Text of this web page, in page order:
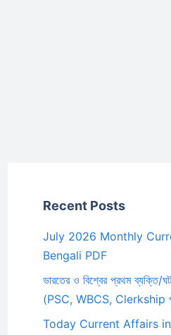
Recent Posts
July 2026 Monthly
Bengali PDF
ভারতের ও বিশ্বের প্রথম ব্যক্তি/
(PSC, WBCS, Clerkship
Today Current Affairs